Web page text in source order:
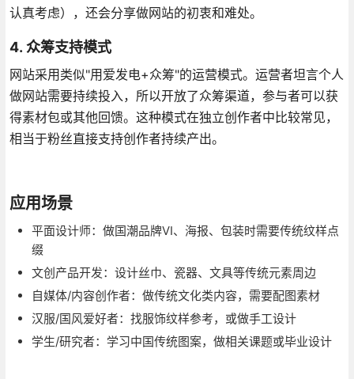
认真考虑），还会分享做网站的初衷和难处。
4. 众筹支持模式
网站采用类似"用爱发电+众筹"的运营模式。运营者坦言个人
做网站需要持续投入，所以开放了众筹渠道，参与者可以获
得素材包或其他回馈。这种模式在独立创作者中比较常见，
相当于粉丝直接支持创作者持续产出。
应用场景
平面设计师：做国潮品牌VI、海报、包装时需要传统纹样点
缀
文创产品开发：设计丝巾、瓷器、文具等传统元素周边
自媒体/内容创作者：做传统文化类内容，需要配图素材
汉服/国风爱好者：找服饰纹样参考，或做手工设计
学生/研究者：学习中国传统图案，做相关课题或毕业设计